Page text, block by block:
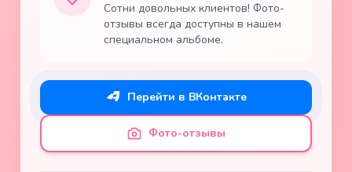
Сотни довольных клиентов! Фото-
отзывы всегда доступны в нашем
специальном альбоме.
Перейти в ВКонтакте
Фото-отзывы